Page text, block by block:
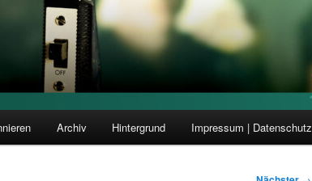
Archiv Hintergrund Impressum | Datenschutz